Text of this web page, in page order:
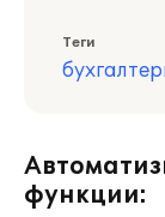
Теги
функции: